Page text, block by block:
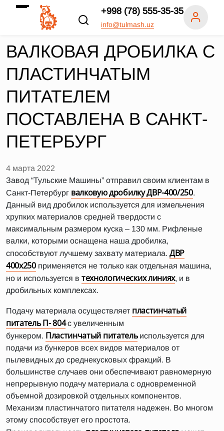
+998 (78) 555-35-35
info@tulmash.uz
ВАЛКОВАЯ ДРОБИЛКА С
ПЛАСТИНЧАТЫМ
ПИТАТЕЛЕМ
ПОСТАВЛЕНА В САНКТ-
ПЕТЕРБУРГ
4 марта 2022
Завод “Тульские Машины” отправил своим клиентам в
Санкт-Петербург валковую дробилку ДВР-400/250.
Данный вид дробилок используется для измельчения
хрупких материалов средней твердости с
максимальным размером куска – 130 мм. Рифленые
валки, которыми оснащена наша дробилка,
способствуют лучшему захвату материала. ДВР
400х250применяется не только как отдельная машина,
но и используется в технологических линиях, и в
дробильных комплексах.
Подачу материала осуществляет пластинчатый
питатель П- 804с увеличенным
бункером. Пластинчатый питательиспользуется для
подачи из бункеров всех видов материалов от
пылевидных до среднекусковых фракций. В
большинстве случаев они обеспечивают равномерную
непрерывную подачу материала с одновременной
объемной дозировкой отдельных компонентов.
Механизм пластинчатого питателя надежен. Во многом
этому способствует его простота.